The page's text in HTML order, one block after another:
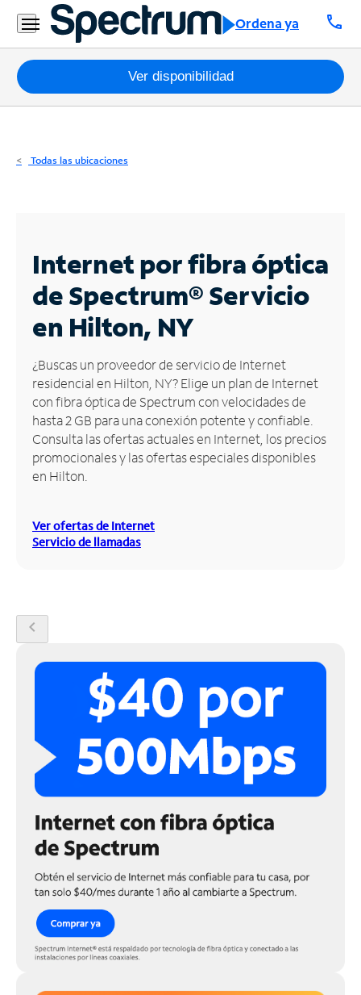
Ordena ya call
Residencial
Business
Paquetes
Internet
Business
Contáctanos
Inglés
Administrar
cuenta
Encuentra
una
tienda
Ver disponibilidad
Todas las ubicaciones
Internet por fibra óptica
de Spectrum®Servicio
en Hilton, NY
¿Buscas un proveedor de servicio de Internet
residencial en Hilton, NY? Elige un plan de Internet
con fibra óptica de Spectrum con velocidades de
hasta 2 GB para una conexión potente y confiable.
Consulta las ofertas actuales en Internet, los precios
promocionales y las ofertas especiales disponibles
en Hilton.
Ver ofertas de Internet
Servicio de llamadas
chevron_left